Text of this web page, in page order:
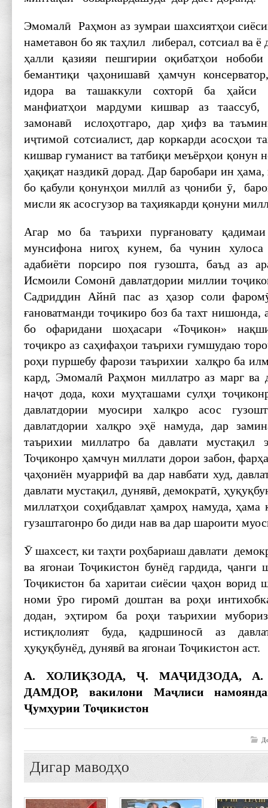
Эмомалӣ Раҳмон аз зумраи шахсиятҳои
наметавон бо як таҳлил либерал, сотсиал ва
ҳалли қазияи пешгирии оқибатҳои нобоби
бемантиқи ҷаҳонишавӣ ҳамчун
идора ва ташаккули сохторӣ ба ҳайси
манфиатҳои мардуми кишвар аз таассуб,
замонавӣ ислоҳотгаро, дар ҳифз ва
иҷтимоӣ сотсиалист, дар коркарди асосҳои
кишвар гуманист ва татбиқи меъёрҳои қонун
ҳақиқат наздикӣ дорад. Дар баробари ин
бо қабули қонунҳои миллӣ аз ҷониби ӯ,
мисли як асосгузор ва таҳиякарди қонуни
Агар мо ба таърихи пурғановату
мунсифона нигоҳ кунем, ба чунин
адабиёти порсиро поя гузошта, баъд аз
Исмоили Сомонӣ давлатдории миллии
Садриддин Айнӣ пас аз ҳазор соли
ғановатманди тоҷикиро боз ба тахт
бо офаридани шоҳасари «Тоҷикон»
тоҷикро аз саҳифаҳои таърихи гумшудаю
роҳи пуршебу фарози таърихии халқро ба
кард, Эмомалӣ Раҳмон миллатро аз марг ва
наҷот дода, кохи муҳташами сулҳи
давлатдории муосири халқро асос
давлатдории халқро эҳё намуда, дар
таърихии миллатро ба давлати мустақил
Тоҷиконро ҳамчун миллати дорои забон,
ҷаҳониён муаррифӣ ва дар навбати худ,
давлати мустақил, дунявӣ, демократӣ,
миллатҳои соҳибдавлат ҳамроҳ намуда, ҳама
гузаштагонро бо диди нав ва дар шароити
Ӯ шахсест, ки таҳти роҳбариаш давлати
ва ягонаи Тоҷикистон бунёд гардида,
Тоҷикистон ба харитаи сиёсии ҷаҳон ворид
номи ӯро гиромӣ доштан ва роҳи
додан, эҳтиром ба роҳи таърихии
истиқлолият буда, қадршиносӣ аз
ҳуқуқбунёд, дунявӣ ва ягонаи Тоҷикистон аст.
А. ХОЛИҚЗОДА, Ҷ. МАҶИДЗОДА, А.
ДАМДОР, вакилони Маҷлиси
Ҷумҳурии Тоҷикистон
Дигар маводҳо